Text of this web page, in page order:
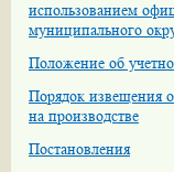
использованием
муниципального
Положение об
Порядок извещения
на производстве
Постановления